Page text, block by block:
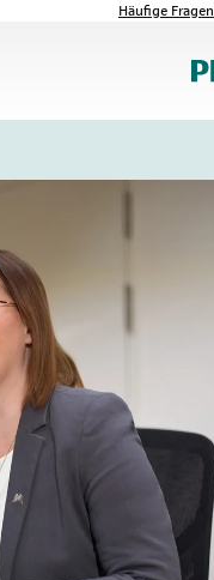
Häufige Fragen